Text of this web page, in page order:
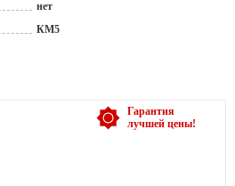
нет
КМ5
Гарантия
лучшей цены!